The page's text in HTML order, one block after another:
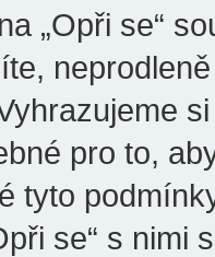
„Opři se“
pro to,
tyto
se“ s nimi